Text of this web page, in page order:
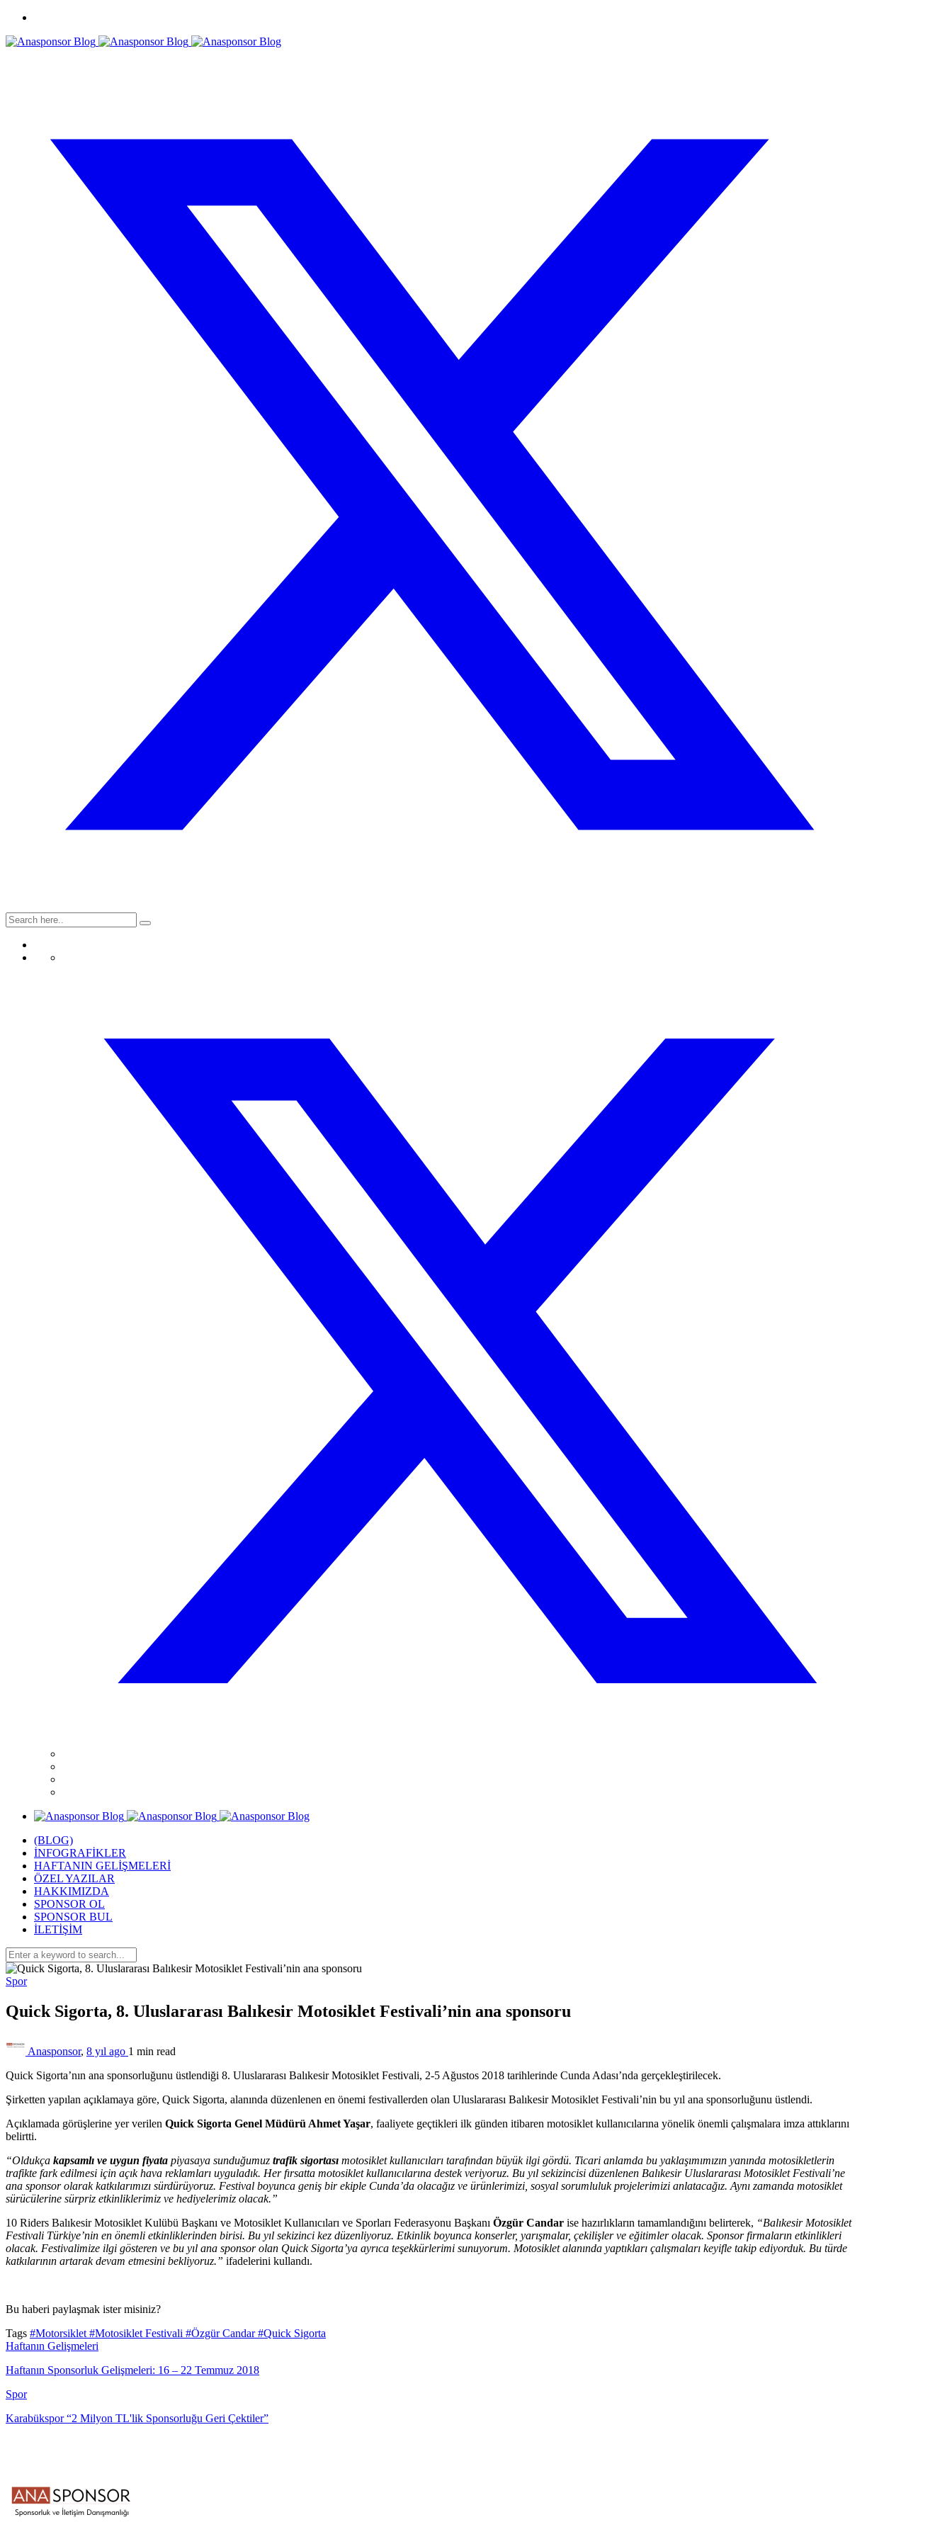
(BLOG)
İNFOGRAFİKLER
HAFTANIN GELİŞMELERİ
ÖZEL YAZILAR
HAKKIMIZDA
SPONSOR OL
SPONSOR BUL
İLETİŞİM
Spor
Quick Sigorta, 8. Uluslararası Balıkesir Motosiklet Festivali’nin ana sponsoru
Anasponsor, 8 yıl ago 1 min read
Quick Sigorta’nın ana sponsorluğunu üstlendiği 8. Uluslararası Balıkesir Motosiklet Festivali, 2-5 Ağustos 2018 tarihlerinde Cunda Adası’nda gerçekleştirilecek.
Şirketten yapılan açıklamaya göre, Quick Sigorta, alanında düzenlenen en önemi festivallerden olan Uluslararası Balıkesir Motosiklet Festivali’nin bu yıl ana sponsorluğunu üstlendi.
Açıklamada görüşlerine yer verilen Quick Sigorta Genel Müdürü Ahmet Yaşar, faaliyete geçtikleri ilk günden itibaren motosiklet kullanıcılarına yönelik önemli çalışmalara imza attıklarını
belirtti.
“Oldukça kapsamlı ve uygun fiyata piyasaya sunduğumuz trafik sigortası motosiklet kullanıcıları tarafından büyük ilgi gördü. Ticari anlamda bu yaklaşımımızın yanında motosikletlerin
trafikte fark edilmesi için açık hava reklamları uyguladık. Her fırsatta motosiklet kullanıcılarına destek veriyoruz. Bu yıl sekizincisi düzenlenen Balıkesir Uluslararası Motosiklet Festivali’ne
ana sponsor olarak katkılarımızı sürdürüyoruz. Festival boyunca geniş bir ekiple Cunda’da olacağız ve ürünlerimizi, sosyal sorumluluk projelerimizi anlatacağız. Aynı zamanda motosiklet
sürücülerine sürpriz etkinliklerimiz ve hediyelerimiz olacak.”
10 Riders Balıkesir Motosiklet Kulübü Başkanı ve Motosiklet Kullanıcıları ve Sporları Federasyonu Başkanı Özgür Candar ise hazırlıkların tamamlandığını belirterek, “Balıkesir Motosiklet
Festivali Türkiye’nin en önemli etkinliklerinden birisi. Bu yıl sekizinci kez düzenliyoruz. Etkinlik boyunca konserler, yarışmalar, çekilişler ve eğitimler olacak. Sponsor firmaların etkinlikleri
olacak. Festivalimize ilgi gösteren ve bu yıl ana sponsor olan Quick Sigorta’ya ayrıca teşekkürlerimi sunuyorum. Motosiklet alanında yaptıkları çalışmaları keyifle takip ediyorduk. Bu türde
katkılarının artarak devam etmesini bekliyoruz.” ifadelerini kullandı.
Bu haberi paylaşmak ister misiniz?
Tags #Motorsiklet #Motosiklet Festivali #Özgür Candar#Quick Sigorta
Haftanın Gelişmeleri
Haftanın Sponsorluk Gelişmeleri: 16 – 22 Temmuz 2018
Spor
Karabükspor “2 Milyon TL'lik Sponsorluğu Geri Çektiler”